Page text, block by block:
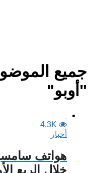
جميع
"أوبو"
4.3K
أخبار
هواتف